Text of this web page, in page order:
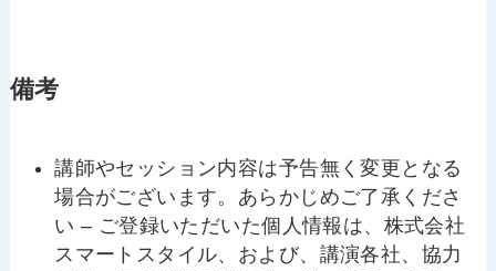
備考
講師やセッション内容は予告無く変更となる
場合がございます。あらかじめご了承くださ
い – ご登録いただいた個人情報は、株式会社
スマートスタイル、および、講演各社、協力